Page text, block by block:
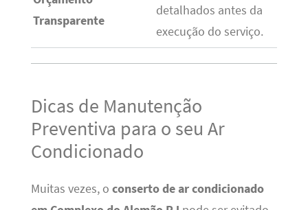
Transparente
detalhados antes da
execução do serviço.
Dicas de Manutenção
Preventiva para o seu Ar
Condicionado
Muitas vezes, o conserto de ar condicionado